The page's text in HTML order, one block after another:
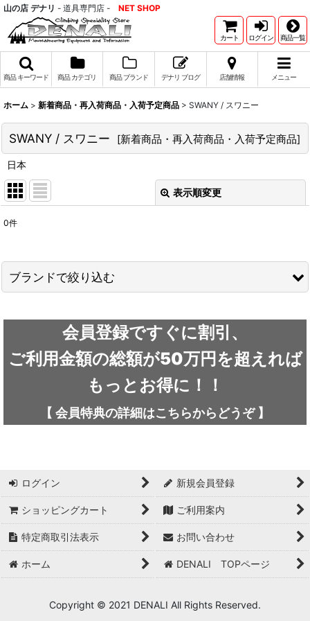
山の店 デナリ - 道具専門店 - NET SHOP
カート ログイン 商品一覧
商品 キーワード 商品 カテゴリ 商品 ブランド デナリ ブログ 店舗情報 メニュー
ホーム > 新着商品・再入荷商品・入荷予定商品 > SWANY / スワニー
SWANY / スワニー [新着商品・再入荷商品・入荷予定商品]
日本
表示順変更
並び順
0件
ブランドで絞り込む
outdoor element / アウトドアエレメント
AKLIMA / アクリマ
adidas FIVE TEN / アディダス ファイブテン
Atlas / アトラス
ARAI TENT(RIPEN) / アライテント(ライペン)
UNPARALLEL / アンパラレル
会員登録ですぐに割引、
ご利用金額の総額が50万円を超えれば
もっとお得に！！
【 会員特典の詳細はこちらから どうぞ】
ログイン 新規会員登録
ショッピングカート ご利用案内
特定商取引法表示 お問い合わせ
ホーム DENALI TOPページ
Copyright © 2021 DENALI All Rights Reserved.